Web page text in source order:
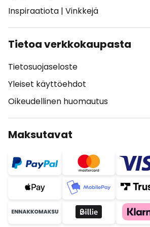
Inspiraatiota | Vinkkejä
Tietoa verkkokaupasta
Tietosuojaseloste
Yleiset käyttöehdot
Oikeudellinen huomautus
Maksutavat